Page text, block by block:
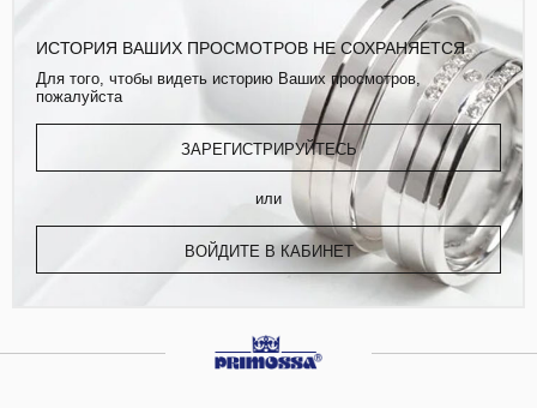
ИСТОРИЯ ВАШИХ ПРОСМОТРОВ НЕ СОХРАНЯЕТСЯ
Для того, чтобы видеть историю Ваших просмотров,
пожалуйста
ЗАРЕГИСТРИРУЙТЕСЬ
или
ВОЙДИТЕ В КАБИНЕТ